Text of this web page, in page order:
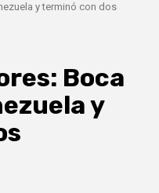
y terminó con dos
Boca
y